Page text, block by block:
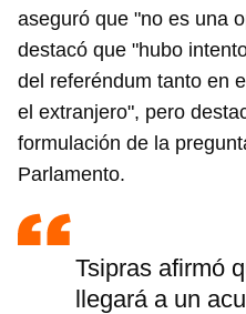
aseguró que "no es una
destacó que "hubo
del referéndum tanto en
el extranjero", pero
formulación de la
Parlamento.
Tsipras afirmó
llegará a un